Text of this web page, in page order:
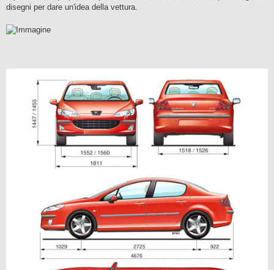
disegni per dare un'idea della vettura.